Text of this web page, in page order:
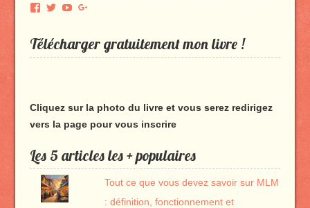
Voir
de
Produmlm
Voir
de
porodumlm
Voir
de
UC_2UgAmhWDuaRIDwEQiQ9iA
de
produmlm
Télécharger gratuitement mon livre !
Cliquez sur la photo du livre et vous serez redirigez
vers la page pour vous inscrire
Les 5 articles les + populaires
Tout ce que vous devez savoir sur MLM
: définition, fonctionnement et